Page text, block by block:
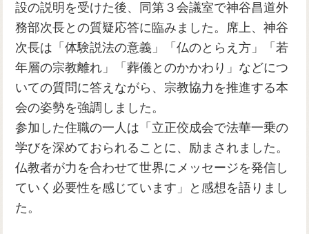
設の説明を受けた後、同第３会議室で神谷昌道外
務部次長との質疑応答に臨みました。席上、神谷
次長は「体験説法の意義」「仏のとらえ方」「若
年層の宗教離れ」「葬儀とのかかわり」などにつ
いての質問に答えながら、宗教協力を推進する本
会の姿勢を強調しました。
参加した住職の一人は「立正佼成会で法華一乗の
学びを深めておられることに、励まされました。
仏教者が力を合わせて世界にメッセージを発信し
ていく必要性を感じています」と感想を語りまし
た。